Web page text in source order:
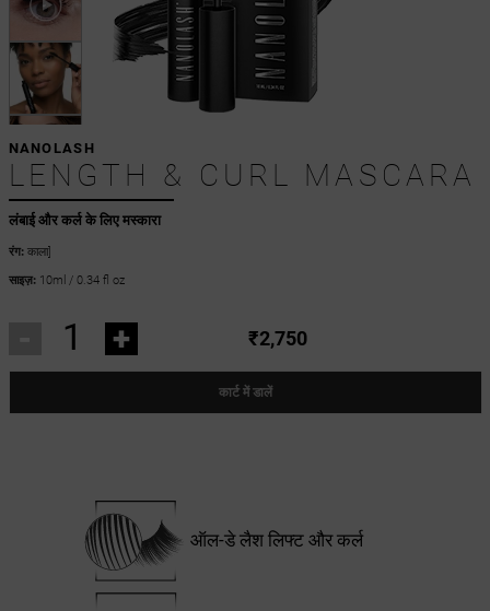
लंबाई और कर्ल के लिए मस्कारा
NANOLASH
LENGTH & CURL MASCARA
रंग: काला]
साइज़: 10ml / 0.34 fl oz
+ ₹2,750
कार्ट में डालें
ऑल-डे लैश लिफ्ट और कर्ल